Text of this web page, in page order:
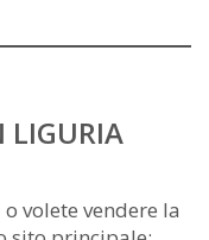
LIGURIA
volete vendere la